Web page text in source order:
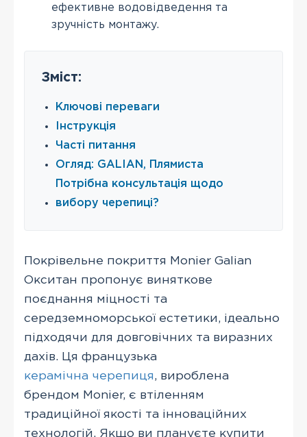
ефективне водовідведення та
зручність монтажу.
Зміст:
Ключові переваги
Інструкція
Часті питання
Огляд: GALIAN, Плямиста
Потрібна консультація щодо
вибору черепиці?
Покрівельне покриття Monier Galian
Окситан пропонує виняткове
поєднання міцності та
середземноморської естетики, ідеально
підходячи для довговічних та виразних
дахів. Ця французька
керамічна черепиця, вироблена
брендом Monier, є втіленням
традиційної якості та інноваційних
технологій. Якщо ви плануєте купити